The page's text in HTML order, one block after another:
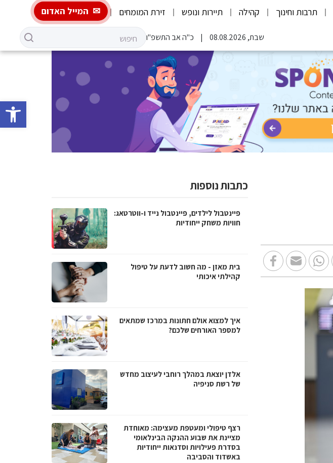
פתח
תרבות וחינוך קהילה תיירות ונופש זירת המומחים המייל האדום
שבת, 08.08.2026 כ"ה אב התשפ"ו
כתבות נוספות
פיינטבול לילדים, פיינטבול נייד ו-ווטרטאג:
חוויות משחק ייחודיות
בית מאזן - מה חשוב לדעת על טיפול
קהילתי איכותי
איך למצוא אולם חתונות במרכז שמתאים
למספר האורחים שלכם?
אלדן יוצאת במהלך רוחבי לעיצוב מחדש
של רשת סניפיה
רצף טיפולי ומעטפת מעצימה: מאוחדת
מציינת את שבוע ההנקה הבינלאומי
בסדרת פעילויות וסדנאות ייחודיות
באשדוד והסביבה